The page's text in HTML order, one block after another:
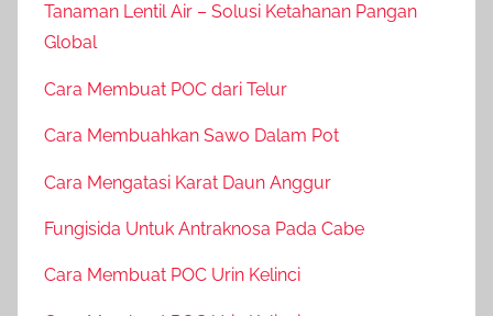
Tanaman Lentil Air – Solusi Ketahanan Pangan
Global
Cara Membuat POC dari Telur
Cara Membuahkan Sawo Dalam Pot
Cara Mengatasi Karat Daun Anggur
Fungisida Untuk Antraknosa Pada Cabe
Cara Membuat POC Urin Kelinci